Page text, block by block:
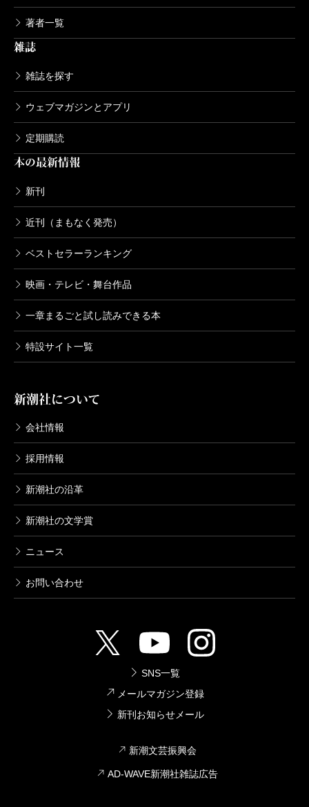
著者一覧
雑誌
雑誌を探す
ウェブマガジンとアプリ
定期購読
本の最新情報
新刊
近刊（まもなく発売）
ベストセラーランキング
映画・テレビ・舞台作品
一章まるごと試し読みできる本
特設サイト一覧
新潮社について
会社情報
採用情報
新潮社の沿革
新潮社の文学賞
ニュース
お問い合わせ
SNS一覧
メールマガジン登録
新刊お知らせメール
新潮文芸振興会
AD-WAVE新潮社雑誌広告